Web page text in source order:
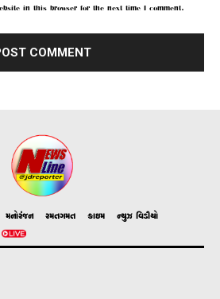
in this browser for the next time I comment.
મનોરંજન રમતગમત ક્રાઇમ ન્યુઝ વિડીયો